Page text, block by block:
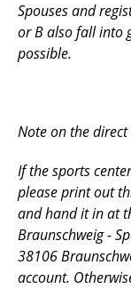
Spouses and
or B also fall into
possible.
Note on the
If the sports
please print out
and hand it in at
Braunschweig -
38106
account.